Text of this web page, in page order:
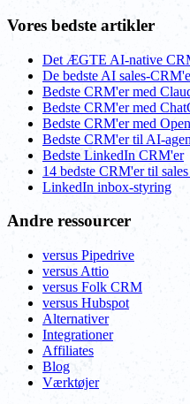
Vores bedste artikler
Det ÆGTE AI-native
De bedste AI sales-
Bedste CRM'er med
Bedste CRM'er med
Bedste CRM'er med
Bedste CRM'er til AI-
Bedste LinkedIn CRM'er
14 bedste CRM'er til sales
LinkedIn inbox-styring
Andre ressourcer
versus Pipedrive
versus Attio
versus Folk CRM
versus Hubspot
Alternativer
Integrationer
Affiliates
Blog
Værktøjer